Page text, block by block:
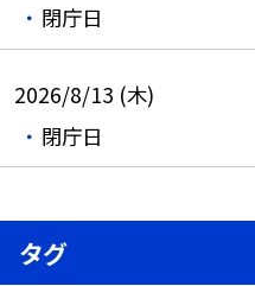
閉庁日
2026/8/13 (木)
閉庁日
タグ